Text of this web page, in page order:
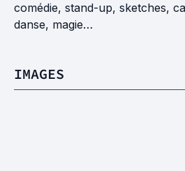
comédie, stand-up, sketches,
danse, magie…
IMAGES